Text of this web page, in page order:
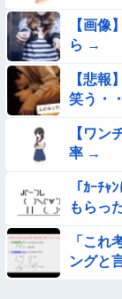
【動画】美女さん
【悲報】昭和世代
時間強」は1時間
【臭ァ！】スト
せる ⇒
【動画】スペイ
【朗報】メンヘ
ｗｗｗｗ
【不朽名作】突然
【画像
ら →
【悲報
笑う・
【ワン
率 →
「ｶｰﾁ
もらっ
「これ
ングと